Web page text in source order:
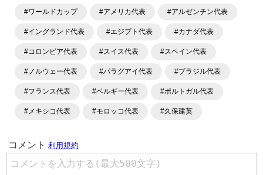
ます。「X」「Instagram」「YouTube」「TikTok」など、
#ワールドカップ #アメリカ代表 #アルゼンチン代表
#イングランド代表 #エジプト代表 #カナダ代表
#コロンビア代表 #スイス代表 #スペイン代表
#ノルウェー代表 #パラグアイ代表 #ブラジル代表
#フランス代表 #ベルギー代表 #ポルトガル代表
#メキシコ代表 #モロッコ代表 #久保建英